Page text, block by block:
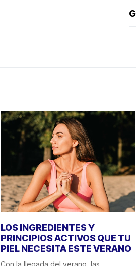
LOS INGREDIENTES Y
PRINCIPIOS ACTIVOS QUE TU
PIEL NECESITA ESTE VERANO
Con la llegada del verano, las